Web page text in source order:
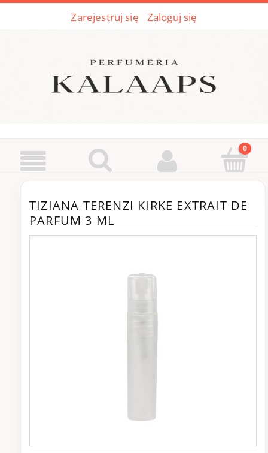
Zarejestruj się Zaloguj się
TIZIANA TERENZI KIRKE EXTRAIT DE
PARFUM 3 ML